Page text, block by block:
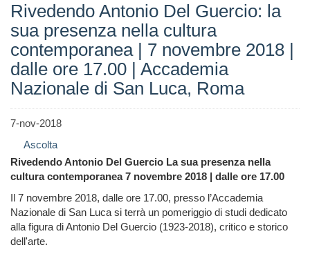
Rivedendo Antonio Del Guercio: la
sua presenza nella cultura
contemporanea | 7 novembre 2018 |
dalle ore 17.00 | Accademia
Nazionale di San Luca, Roma
7-nov-2018
Ascolta
Rivedendo Antonio Del Guercio La sua presenza nella
cultura contemporanea 7 novembre 2018 | dalle ore 17.00
Il 7 novembre 2018, dalle ore 17.00, presso l’Accademia
Nazionale di San Luca si terrà un pomeriggio di studi dedicato
alla figura di Antonio Del Guercio (1923-2018), critico e storico
dell'arte.